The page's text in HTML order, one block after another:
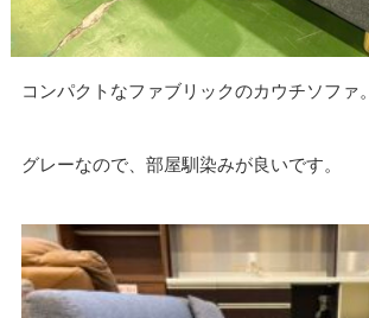
コンパクトなファブリックのカウチソファ。
グレーなので、部屋馴染みが良いです。